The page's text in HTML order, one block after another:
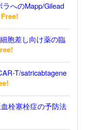
へのMapp/Gilead
Free!
胞差し向け薬の臨
T/satricabtagene
栓塞栓症の予防法